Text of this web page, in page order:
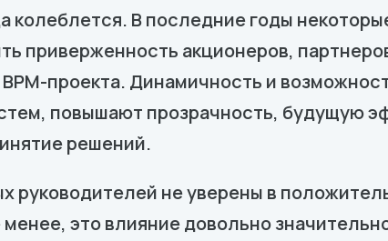
колеблется. В последние годы
приверженность акционеров,
проекта. Динамичность и
повышают прозрачность, будущую
решений.
руководителей не уверены в
это влияние довольно